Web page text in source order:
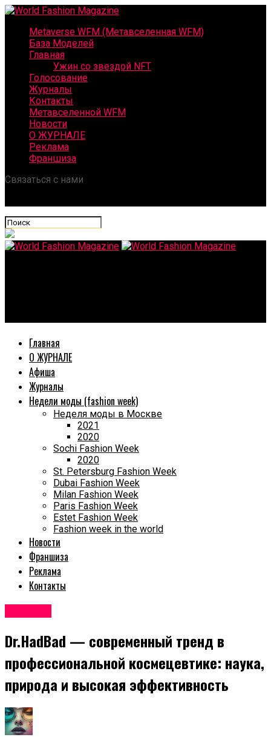
Metaverse WFM (Метавселенная WFM)
База Моделей
Главная
Ужин со звездой NFT
Голосование
Журналы
Контакты
Метавселенной WFM
Новости
О ЖУРНАЛЕ
Реклама
Франшиза
Связаться с нами
Главная
О ЖУРНАЛЕ
Афиша
Журналы
Недели моды (fashion week)
Неделя моды в Москве
2021
2020
Sochi Fashion Week
2020
St. Petersburg Fashion Week
Dubai Fashion Week
Milan Fashion Week
Paris Fashion Week
Estet Fashion Week
Fashion week in the world
Новости
Франшиза
Реклама
Контакты
Dr.HadBad — современный тренд в
профессиональной космецевтике: наука,
природа и высокая эффективность